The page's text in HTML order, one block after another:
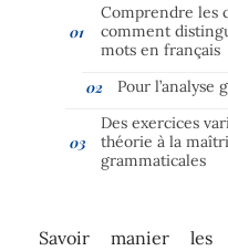
Comprendre les
comment
mots en français
Pour l’analyse
Des exercices
théorie à la
grammaticales
Savoir manier les